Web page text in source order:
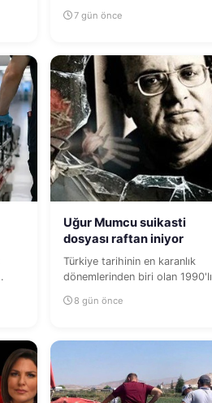
çaplı...
7 gün önce
Uğur Mumcu suikasti
dosyası raftan iniyor
Türkiye tarihinin en karanlık
dönemlerinden biri olan 1990'lı
8 gün önce